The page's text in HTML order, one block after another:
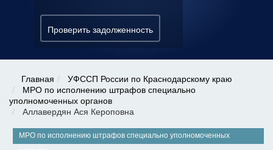
Проверить задолженность
Главная
УФССП России по Краснодарскому краю
МРО по исполнению штрафов специально
уполномоченных органов
Аллавердян Ася Кероповна
МРО по исполнению штрафов специально уполномоченных